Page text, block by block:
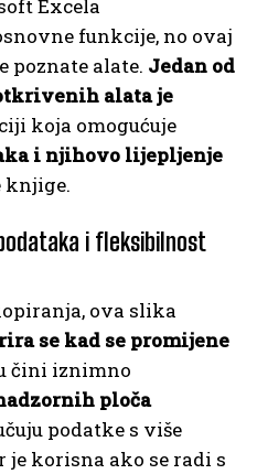
Excela
funkcije, no ovaj
poznate alate. Jedan od
alata je
koja omogućuje
i njihovo lijepljenje
knjige.
i fleksibilnost
ova slika
se kad se promijene
čini iznimno
ploča
podatke s više
korisna ako se radi s